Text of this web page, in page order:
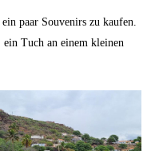
paar Souvenirs zu kaufen.
ein Tuch an einem kleinen